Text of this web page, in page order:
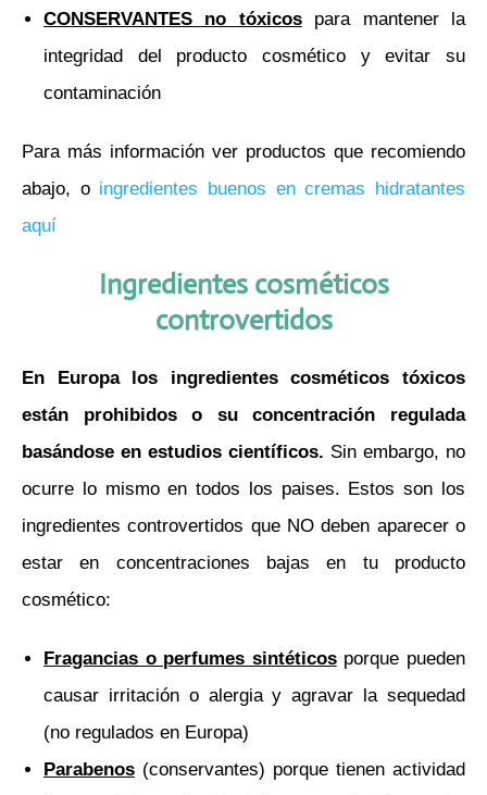
CONSERVANTES no tóxicospara mantener la
integridad del producto cosmético y evitar su
contaminación
Para más información ver productos que recomiendo
abajo, o ingredientes buenos en cremas hidratantes
aquí
Ingredientes cosméticos
controvertidos
En Europa los ingredientes cosméticos tóxicos
están prohibidos o su concentración regulada
basándose en estudios científicos. Sin embargo, no
ocurre lo mismo en todos los paises. Estos son los
ingredientes controvertidos que NO deben aparecer o
estar en concentraciones bajas en tu producto
cosmético:
Fragancias o perfumes sintéticosporque pueden
causar irritación o alergia y agravar la sequedad
(no regulados en Europa)
Parabenos (conservantes) porque tienen actividad